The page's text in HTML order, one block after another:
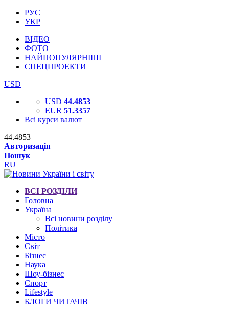
РУС
УКР
ВІДЕО
ФОТО
НАЙПОПУЛЯРНІШІ
СПЕЦПРОЕКТИ
USD
USD 44.4853
EUR 51.3357
Всі курси валют
44.4853
Авторизація
Пошук
RU
ВСІ РОЗДІЛИ
Головна
Україна
Всі новини розділу
Політика
Місто
Світ
Бізнес
Наука
Шоу-бізнес
Спорт
Lifestyle
БЛОГИ ЧИТАЧІВ